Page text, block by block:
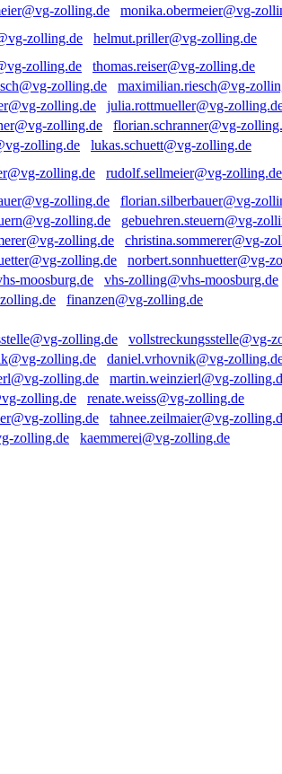
monika.obermeier@vg-
helmut.priller@vg-zolling.de
thomas.reiser@vg-zolling.de
maximilian.riesch@vg-
julia.rottmueller@vg-
florian.schranner@vg-
lukas.schuett@vg-zolling.de
rudolf.sellmeier@vg-zolling.de
florian.silberbauer@vg-
gebuehren.steuern@vg-
christina.sommerer@vg-
norbert.sonnhuetter@vg-
vhs-zolling@vhs-moosburg.de
finanzen@vg-zolling.de
vollstreckungsstelle@vg-
daniel.vrhovnik@vg-
martin.weinzierl@vg-
renate.weiss@vg-zolling.de
tahnee.zeilmaier@vg-
kaemmerei@vg-zolling.de